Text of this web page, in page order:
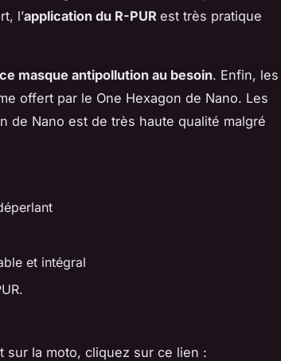
l’application du R-PUR est très pratique
masque antipollution au besoin. Enfin, les
offert par le One Hexagon de Nano. Les
de Nano est de très haute qualité malgré
et intégral
sur la moto, cliquez sur ce lien :